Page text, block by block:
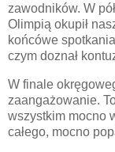
zawodników. W
Olimpią okupił
końcówe
czym doznał
W finale
zaangażowanie.
wszystkim mocno
całego, mocno